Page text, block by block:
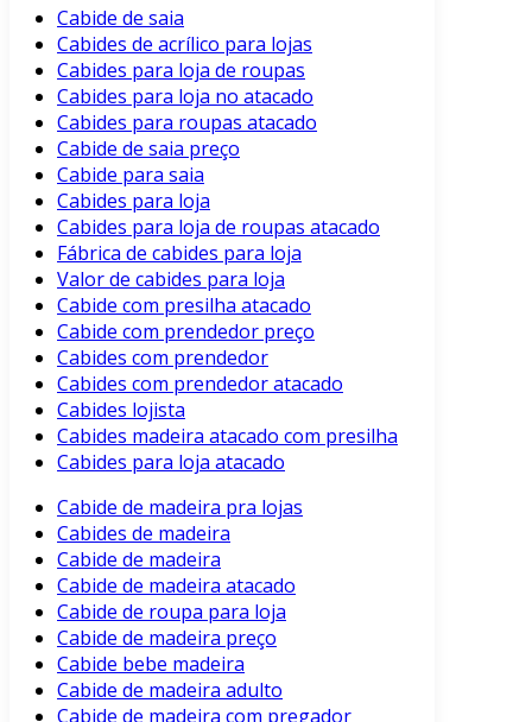
Cabide de saia
Cabides de acrílico para lojas
Cabides para loja de roupas
Cabides para loja no atacado
Cabides para roupas atacado
Cabide de saia preço
Cabide para saia
Cabides para loja
Cabides para loja de roupas atacado
Fábrica de cabides para loja
Valor de cabides para loja
Cabide com presilha atacado
Cabide com prendedor preço
Cabides com prendedor
Cabides com prendedor atacado
Cabides lojista
Cabides madeira atacado com presilha
Cabides para loja atacado
Cabide de madeira pra lojas
Cabides de madeira
Cabide de madeira
Cabide de madeira atacado
Cabide de roupa para loja
Cabide de madeira preço
Cabide bebe madeira
Cabide de madeira adulto
Cabide de madeira com pregador